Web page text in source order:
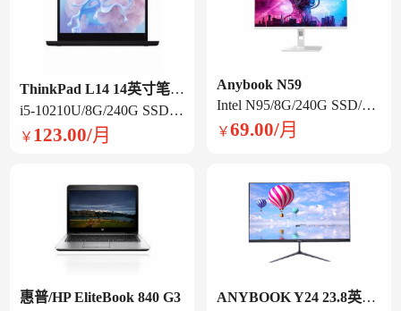
ThinkPad L14 14英寸笔记本电脑
i5-10210U/8G/240G SSD /集显/14英寸
￥ 123.00/月
Anybook N59
Intel N95/8G/240G SSD/集显/23.8英寸旋转一体机
￥69.00/月
惠普/HP EliteBook 840 G3 ANYBOOK Y24 23.8英寸一体机